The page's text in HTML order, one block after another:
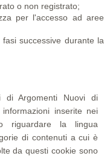
o non registrato;
per l'accesso ad aree
successive durante la
di Argomenti Nuovi di
inserite nei
riguardare la lingua
di contenuti a cui è
da questi cookie sono